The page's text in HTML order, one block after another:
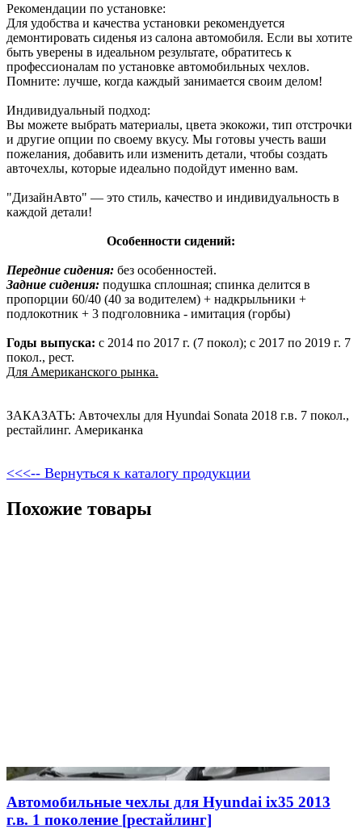
Рекомендации по установке:
Для удобства и качества установки рекомендуется
демонтировать сиденья из салона автомобиля. Если вы хотите
быть уверены в идеальном результате, обратитесь к
профессионалам по установке автомобильных чехлов.
Помните: лучше, когда каждый занимается своим делом!
Индивидуальный подход:
Вы можете выбрать материалы, цвета экокожи, тип отстрочки
и другие опции по своему вкусу. Мы готовы учесть ваши
пожелания, добавить или изменить детали, чтобы создать
авточехлы, которые идеально подойдут именно вам.
"ДизайнАвто" — это стиль, качество и индивидуальность в
каждой детали!
Особенности сидений:
Передние сидения: без особенностей.
Задние сидения: подушка сплошная; спинка делится в
пропорции 60/40 (40 за водителем) + надкрыльники +
подлокотник + 3 подголовника - имитация (горбы)
Годы выпуска: с 2014 по 2017 г. (7 покол); с 2017 по 2019 г. 7
покол., рест.
Для Американского рынка.
ЗАКАЗАТЬ: Авточехлы для Hyundai Sonata 2018 г.в. 7 покол.,
рестайлинг. Американка
<<<-- Вернуться к каталогу продукции
Похожие товары
Автомобильные чехлы для Hyundai ix35 2013
г.в. 1 поколение [рестайлинг]